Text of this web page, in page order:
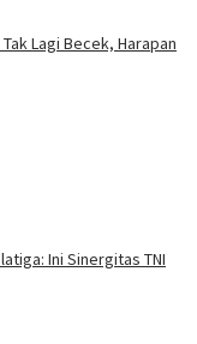
Lagi Becek, Harapan
Ini Sinergitas TNI